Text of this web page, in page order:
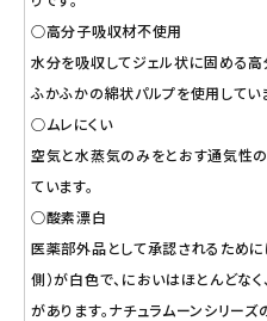
○高分子吸収材不使用
水分を吸収してジェル状に固める
ふかふかの綿状パルプを使用してい
○ムレにくい
空気と水蒸気のみをとおす通気性
ています。
○酸素漂白
医薬部外品として承認されるために
側）が白色で、においはほとんどな
があります。ナチュラムーンシリー